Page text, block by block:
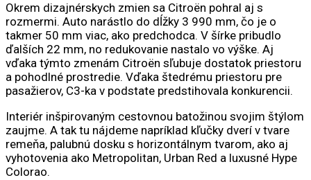
Okrem dizajnérskych zmien sa Citroën pohral aj s
rozmermi. Auto narástlo do dĺžky 3 990 mm, čo je o
takmer 50 mm viac, ako predchodca. V šírke pribudlo
ďalších 22 mm, no redukovanie nastalo vo výške. Aj
vďaka týmto zmenám Citroën sľubuje dostatok priestoru
a pohodlné prostredie. Vďaka štedrému priestoru pre
pasažierov, C3-ka v podstate predstihovala konkurencii.
Interiér inšpirovaným cestovnou batožinou svojim štýlom
zaujme. A tak tu nájdeme napríklad kľučky dverí v tvare
remeňa, palubnú dosku s horizontálnym tvarom, ako aj
vyhotovenia ako Metropolitan, Urban Red a luxusné Hype
Colorao.